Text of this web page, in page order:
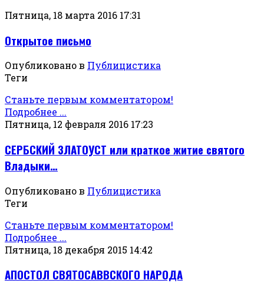
Пятница, 18 марта 2016 17:31
Открытое письмо
Опубликовано в Публицистика
Теги
Станьте первым комментатором!
Подробнее ...
Пятница, 12 февраля 2016 17:23
СЕРБСКИЙ ЗЛАТОУСТ или краткое житие святого
Владыки…
Опубликовано в Публицистика
Теги
Станьте первым комментатором!
Подробнее ...
Пятница, 18 декабря 2015 14:42
АПОСТОЛ СВЯТОСАВВСКОГО НАРОДА